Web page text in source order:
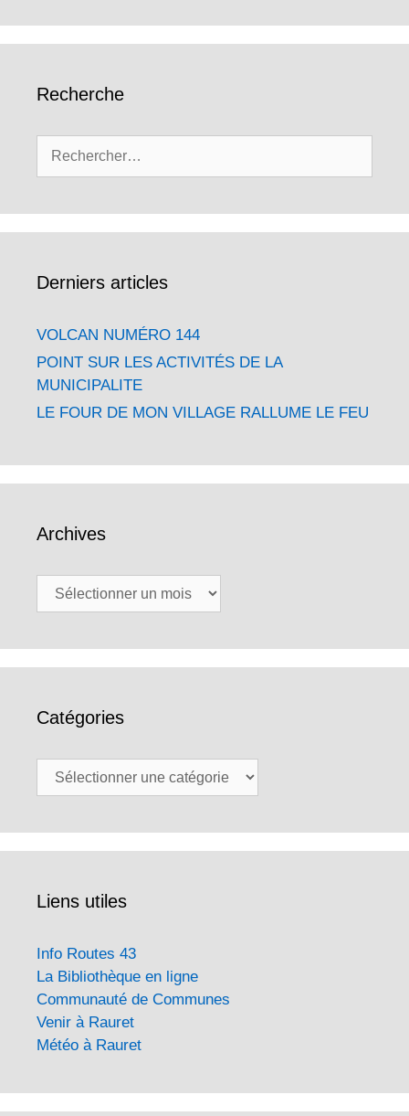
Recherche
Rechercher :
Derniers articles
VOLCAN NUMÉRO 144
POINT SUR LES ACTIVITÉS DE LA
MUNICIPALITE
LE FOUR DE MON VILLAGE RALLUME LE FEU
Archives
Archives
Catégories
Catégories
Liens utiles
Info Routes 43
La Bibliothèque en ligne
Communauté de Communes
Venir à Rauret
Météo à Rauret